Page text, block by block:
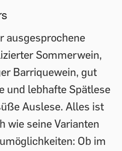
ausgesprochene
Sommerwein,
Barriquewein, gut
und lebhafte Spätlese
Auslese. Alles ist
wie seine Varianten
Ob im